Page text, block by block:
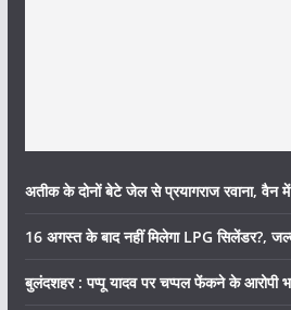
अतीक के दोनों बेटे जेल से प्रयागराज रवाना, वैन
16 अगस्त के बाद नहीं मिलेगा LPG सिलेंडर?,
बुलंदशहर : पप्पू यादव पर चप्पल फेंकने के आरोपी